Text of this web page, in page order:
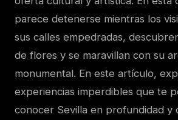
parece detenerse mientras los
sus calles empedradas,
de flores y se maravillan con su
monumental. En este artículo,
experiencias imperdibles que te
conocer Sevilla en profundidad y